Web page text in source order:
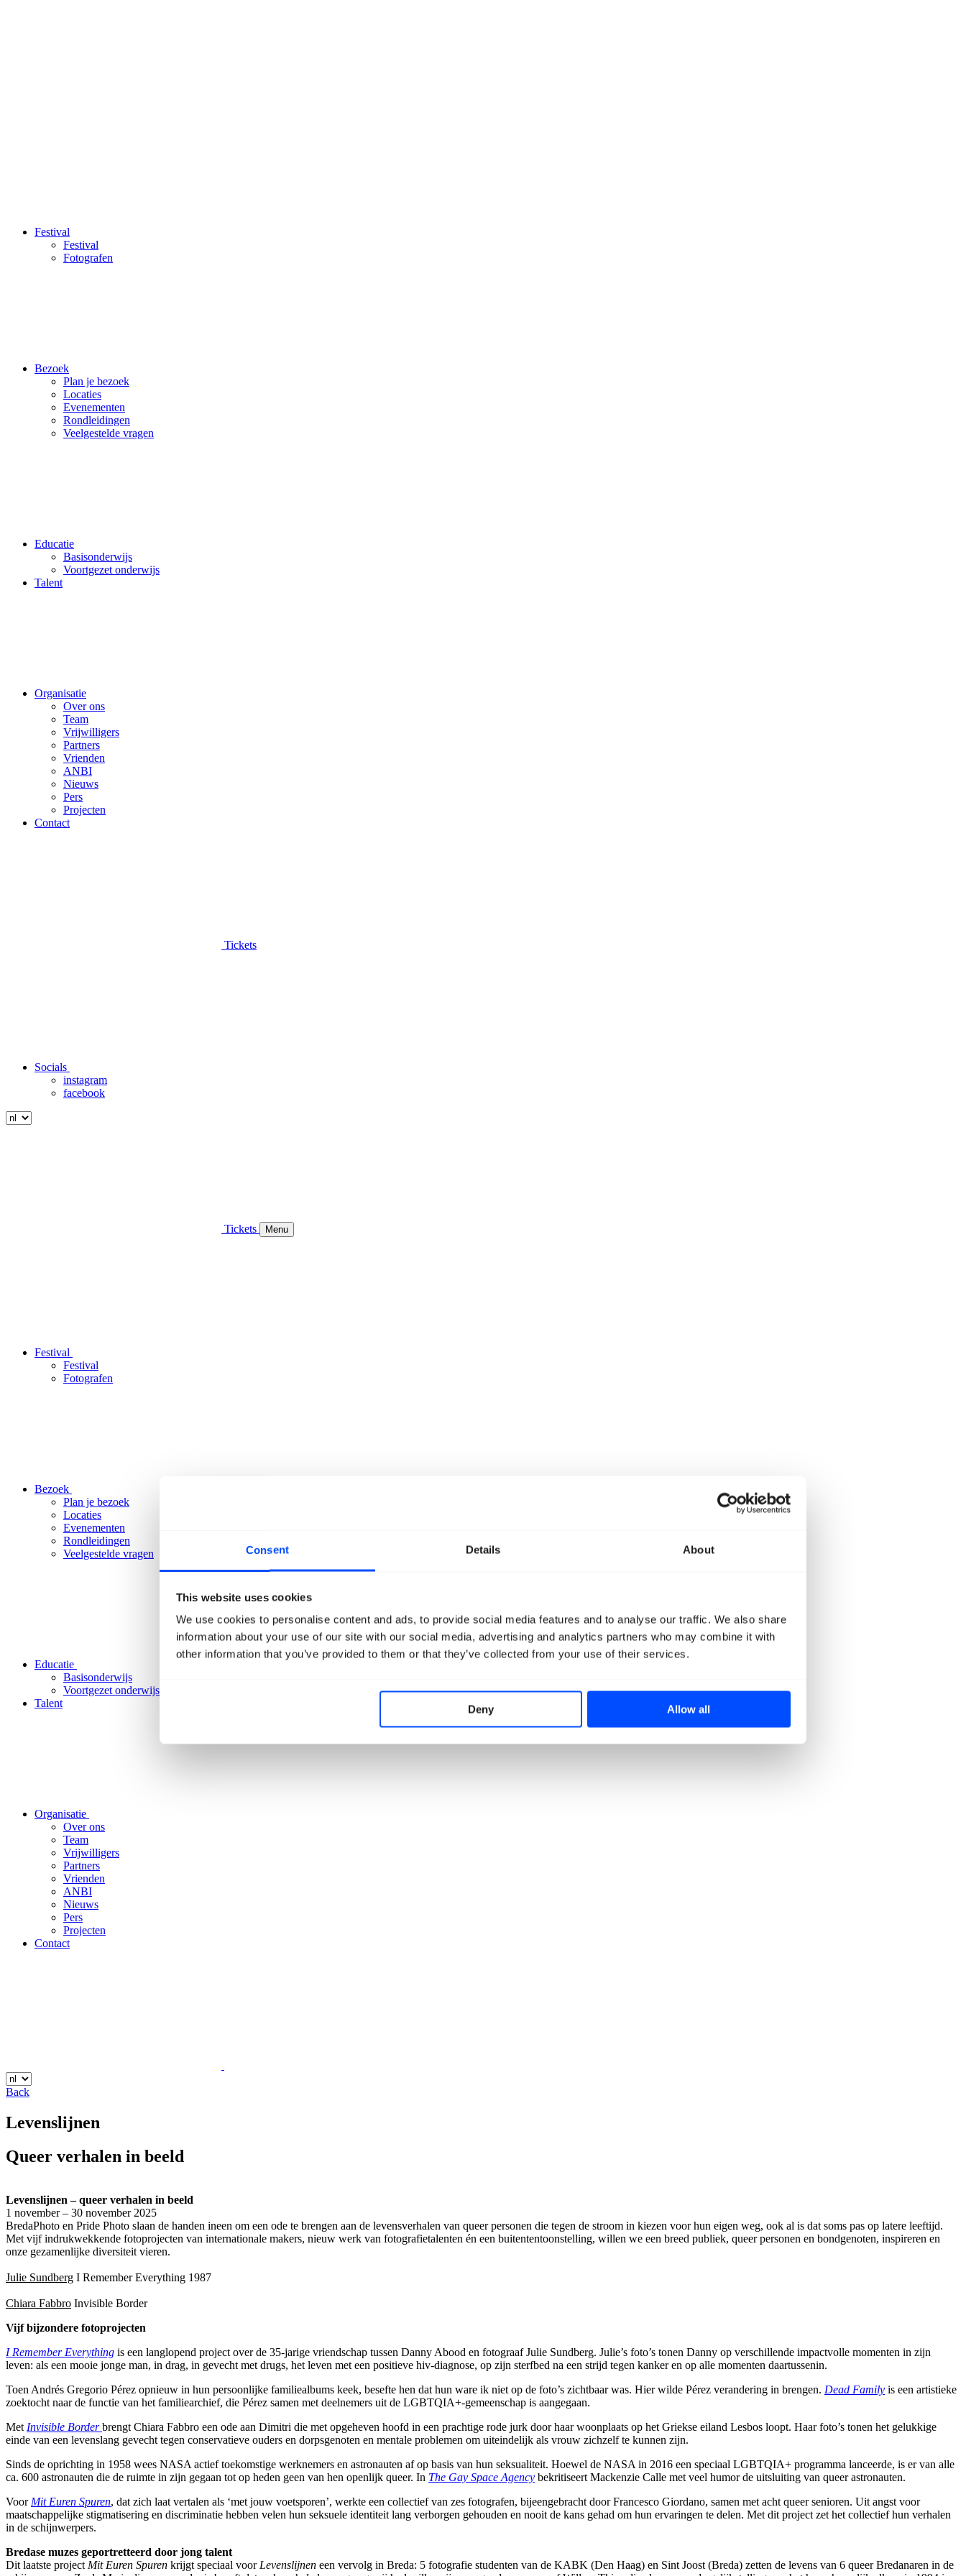
Consent Details About
This website uses cookies
We use cookies to personalise content and ads, to provide social media features and to analyse our traffic. We also share
information about your use of our site with our social media, advertising and analytics partners who may combine it with
other information that you’ve provided to them or that they’ve collected from your use of their services.
Deny Allow all
Festival
Festival
Fotografen
Bezoek
Plan je bezoek
Locaties
Evenementen
Rondleidingen
Veelgestelde vragen
Educatie
Basisonderwijs
Voortgezet onderwijs
Talent
Organisatie
Over ons
Team
Vrijwilligers
Partners
Vrienden
ANBI
Nieuws
Pers
Projecten
Contact
Tickets
Socials
instagram
facebook
Tickets Menu
Festival
Festival
Fotografen
Bezoek
Plan je bezoek
Locaties
Evenementen
Rondleidingen
Veelgestelde vragen
Educatie
Basisonderwijs
Voortgezet onderwijs
Talent
Organisatie
Over ons
Team
Vrijwilligers
Partners
Vrienden
ANBI
Nieuws
Pers
Projecten
Contact
Back
Levenslijnen
Queer verhalen in beeld
Levenslijnen – queer verhalen in beeld
1 november – 30 november 2025
BredaPhoto en Pride Photo slaan de handen ineen om een ode te brengen aan de levensverhalen van queer personen die tegen de stroom in kiezen voor hun eigen weg, ook al is dat soms pas op latere leeftijd.
Met vijf indrukwekkende fotoprojecten van internationale makers, nieuw werk van fotografietalenten én een buitententoonstelling, willen we een breed publiek, queer personen en bondgenoten, inspireren en
onze gezamenlijke diversiteit vieren.
Julie Sundberg I Remember Everything 1987
Chiara Fabbro Invisible Border
Vijf bijzondere fotoprojecten
I Remember Everything is een langlopend project over de 35-jarige vriendschap tussen Danny Abood en fotograaf Julie Sundberg. Julie’s foto’s tonen Danny op verschillende impactvolle momenten in zijn
leven: als een mooie jonge man, in drag, in gevecht met drugs, het leven met een positieve hiv-diagnose, op zijn sterfbed na een strijd tegen kanker en op alle momenten daartussenin.
Toen Andrés Gregorio Pérez opnieuw in hun persoonlijke familiealbums keek, besefte hen dat hun ware ik niet op de foto’s zichtbaar was. Hier wilde Pérez verandering in brengen. Dead Family is een artistieke
zoektocht naar de functie van het familiearchief, die Pérez samen met deelnemers uit de LGBTQIA+-gemeenschap is aangegaan.
Met Invisible Border brengt Chiara Fabbro een ode aan Dimitri die met opgeheven hoofd in een prachtige rode jurk door haar woonplaats op het Griekse eiland Lesbos loopt. Haar foto’s tonen het gelukkige
einde van een levenslang gevecht tegen conservatieve ouders en dorpsgenoten en mentale problemen om uiteindelijk als vrouw zichzelf te kunnen zijn.
Sinds de oprichting in 1958 wees NASA actief toekomstige werknemers en astronauten af op basis van hun seksualiteit. Hoewel de NASA in 2016 een speciaal LGBTQIA+ programma lanceerde, is er van alle
ca. 600 astronauten die de ruimte in zijn gegaan tot op heden geen van hen openlijk queer. In The Gay Space Agency bekritiseert Mackenzie Calle met veel humor de uitsluiting van queer astronauten.
Voor Mit Euren Spuren, dat zich laat vertalen als ‘met jouw voetsporen’, werkte een collectief van zes fotografen, bijeengebracht door Francesco Giordano, samen met acht queer senioren. Uit angst voor
maatschappelijke stigmatisering en discriminatie hebben velen hun seksuele identiteit lang verborgen gehouden en nooit de kans gehad om hun ervaringen te delen. Met dit project zet het collectief hun verhalen
in de schijnwerpers.
Bredase muzes geportretteerd door jong talent
Dit laatste project Mit Euren Spuren krijgt speciaal voor Levenslijnen een vervolg in Breda: 5 fotografie studenten van de KABK (Den Haag) en Sint Joost (Breda) zetten de levens van 6 queer Bredanaren in de